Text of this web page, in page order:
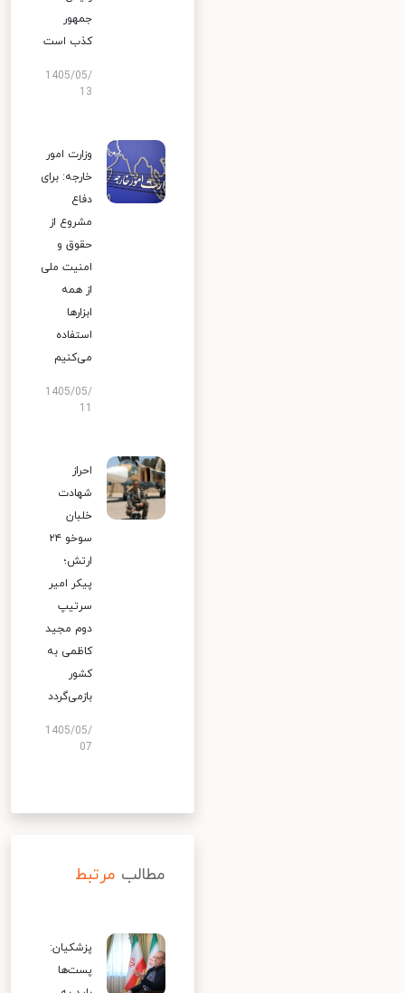
جمهور
کذب است
1405/05/
13
وزارت امور
خارجه: برای
دفاع
مشروع از
حقوق و
امنیت ملی
از همه
ابزارها
استفاده
می‌کنیم
1405/05/
احراز
شهادت
خلبان
سوخو ۲۴
ارتش؛
پیکر امیر
سرتیپ
دوم مجید
کاظمی به
کشور
بازمی‌گردد
1405/05/
07
مطالب مرتبط
پزشکیان:
پست‌ها